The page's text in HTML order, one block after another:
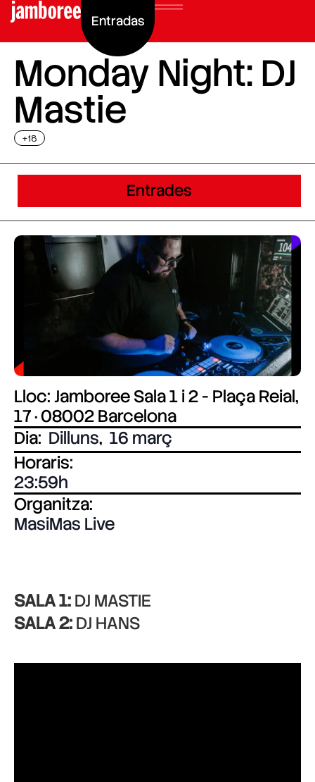
Entradas
Monday Night: DJ
Mastie
+18
Entrades
Lloc: Jamboree Sala 1 i 2 - Plaça Reial,
17 · 08002 Barcelona
Dia: Dilluns, 16 març
Horaris:
23:59
Organitza:
MasiMas Live
SALA 1:DJ MASTIE
SALA 2:DJ HANS